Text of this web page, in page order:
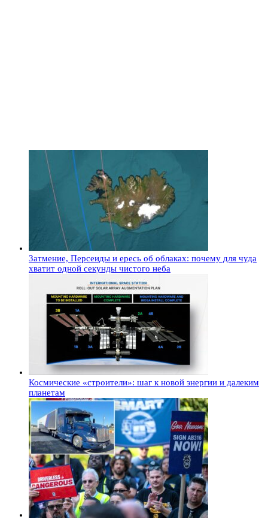
Затмение, Персеиды и ересь об облаках: почему для чуда
хватит одной секунды чистого неба
Космические «строители»: шаг к новой энергии и далеким
планетам